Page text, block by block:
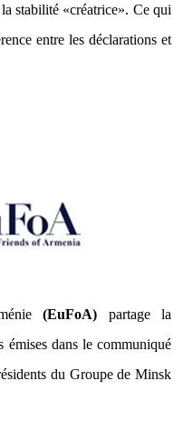
stabilité «créatrice». Ce qui
entre les déclarations et
(EuFoA) partage la
émises dans le communiqué
du Groupe de Minsk